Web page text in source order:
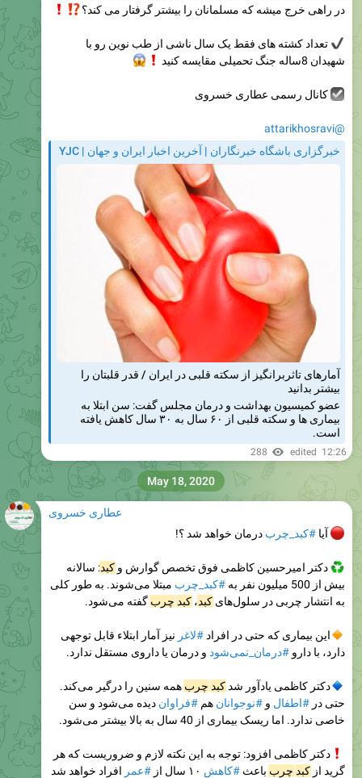
در راهی خرج میشه که مسلمانان را بیشتر گرفتار می کند؟
⁉️
❗️
تعداد کشته های فقط یک سال ناشی از طب نوین رو با
شهیدان 8ساله جنگ تحمیلی مقایسه کنید
❗️
😱
کانال رسمی عطاری خسروی
@attarikhosravi
خبرگزاری باشگاه خبرنگاران | آخرین اخبار ایران و جهان | YJC
آمارهای تاثربرانگیز از سکته قلبی در ایران / قدر قلبتان را
بیشتر بدانید
عضو کمیسیون بهداشت و درمان مجلس گفت: سن ابتلا به
بیماری ها و سکته قلبی از ۶۰ سال به ۳۰ سال کاهش یافته
است.
288 edited 12:26
عطاری خسروی
آیا#کبد_چرب درمان خواهد شد ؟!
دکتر امیرحسین کاظمی فوق تخصص گوارش وکبد: سالانه
بیش از 500 میلیون نفر به
#کبد_چرب مبتلا می‌شوند. به طور کلی
به انتشار چربی در سلول‌های کبد، کبد چرب گفته می‌شود.
این بیماری که حتی در افراد#لاغر نیز آمار ابتلاء قابل توجهی
دارد، با دارو #درمان_نمی‌شود و درمان یا داروی مستقل ندارد.
دکتر کاظمی یادآور شدکبد چرب همه سنین را درگیر می‌کند.
حتی در #اطفال و #نوجوانان هم #فراوان دیده می‌شود و سن
خاصی ندارد. اما ریسک بیماری از 40 سال به بالا بیشتر می‌شود.
دکتر کاظمی افزود: توجه به این نکته لازم و ضروریست که هر
گرید از کبد چرب باعث #کاهش #عمر افراد خواهد شد
May 18, 2020